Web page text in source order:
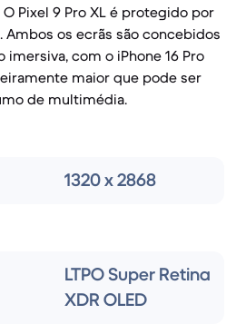
Pixel 9 Pro XL é protegido por
Ambos os ecrãs são concebidos
imersiva, com o iPhone 16 Pro
maior que pode ser
de multimédia.
1320 x 2868
LTPO Super Retina
XDR OLED